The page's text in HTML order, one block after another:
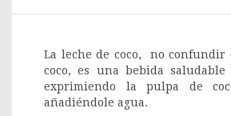
La leche de coco, no confundir
coco, es una bebida
exprimiendo la pulpa de
añadiéndole agua.